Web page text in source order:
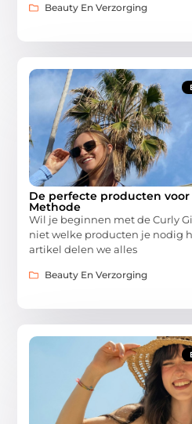
Beauty En Verzorging
De perfecte producten voor
Methode
Wil je beginnen met de Curly
niet welke producten je nodig
artikel delen we alles
Beauty En Verzorging